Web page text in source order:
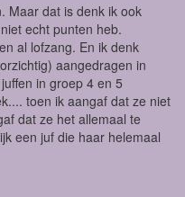
Maar dat is denk ik ook
echt punten heb.
al lofzang. En ik denk
aangedragen in
in groep 4 en 5
toen ik aangaf dat ze niet
dat ze het allemaal te
een juf die haar helemaal